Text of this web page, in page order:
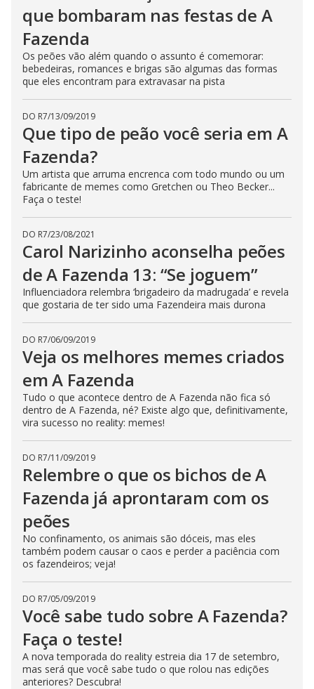
que bombaram nas festas de A
Fazenda
Os peões vão além quando o assunto é comemorar:
bebedeiras, romances e brigas são algumas das formas
que eles encontram para extravasar na pista
DO R7/13/09/2019
Que tipo de peão você seria em A
Fazenda?
Um artista que arruma encrenca com todo mundo ou um
fabricante de memes como Gretchen ou Theo Becker...
Faça o teste!
DO R7/23/08/2021
Carol Narizinho aconselha peões
de A Fazenda 13: “Se joguem”
Influenciadora relembra ‘brigadeiro da madrugada’ e revela
que gostaria de ter sido uma Fazendeira mais durona
DO R7/06/09/2019
Veja os melhores memes criados
em A Fazenda
Tudo o que acontece dentro de A Fazenda não fica só
dentro de A Fazenda, né? Existe algo que, definitivamente,
vira sucesso no reality: memes!
DO R7/11/09/2019
Relembre o que os bichos de A
Fazenda já aprontaram com os
peões
No confinamento, os animais são dóceis, mas eles
também podem causar o caos e perder a paciência com
os fazendeiros; veja!
DO R7/05/09/2019
Você sabe tudo sobre A Fazenda?
Faça o teste!
A nova temporada do reality estreia dia 17 de setembro,
mas será que você sabe tudo o que rolou nas edições
anteriores? Descubra!